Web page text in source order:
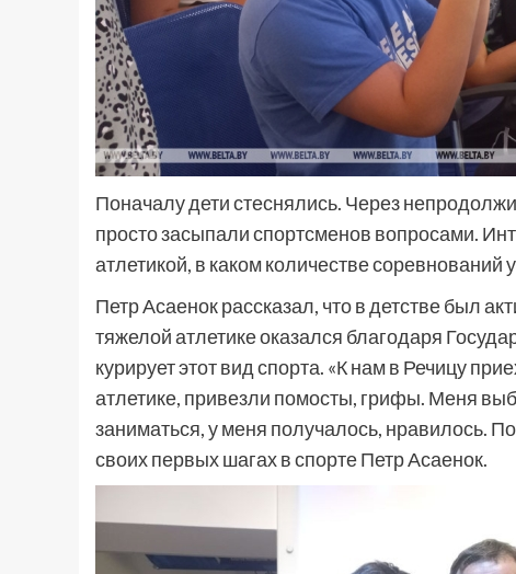
Поначалу дети стеснялись. Через
просто засыпали спортсменов вопросами.
атлетикой, в каком количестве соревнований
Петр Асаенок рассказал, что в детстве был
тяжелой атлетике оказался благодаря
курирует этот вид спорта. «К нам в Речицу
атлетике, привезли помосты, грифы. Меня
заниматься, у меня получалось, нравилось.
своих первых шагах в спорте Петр Асаенок.